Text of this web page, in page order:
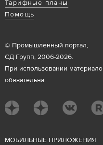
Тарифные планы
Помощь
© Промышленный портал,
СД Групп, 2006-2026.
При использовании
обязательна.
МОБИЛЬНЫЕ ПРИЛОЖЕНИЯ